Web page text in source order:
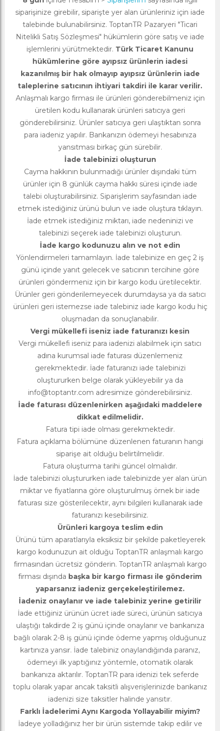
siparişinize girebilir, siparişte yer alan ürünleriniz için iade
talebinde bulunabilirsiniz. ToptanTR Pazaryeri "Ticari
Nitelikli Satış Sözleşmesi" hükümlerin göre satış ve iade
işlemlerini yürütmektedir. Türk Ticaret Kanunu
hükümlerine göre ayıpsız ürünlerin iadesi
kazanılmış bir hak olmayıp ayıpsız ürünlerin iade
taleplerine satıcının ihtiyari takdiri ile karar verilir.
Anlaşmalı kargo firması ile ürünleri gönderebilmeniz için
üretilen kodu kullanarak ürünleri satıcıya geri
gönderebilirsiniz. Ürünler satıcıya geri ulaştıktan sonra
para iadeniz yapılır. Bankanızın ödemeyi hesabınıza
yansıtması birkaç gün sürebilir.
İade talebinizi oluşturun
Cayma hakkının bulunmadığı ürünler dışındaki tüm
ürünler için 8 günlük cayma hakkı süresi içinde iade
talebi oluşturabilirsiniz. Siparişlerim sayfasından iade
etmek istediğiniz ürünü bulun ve iade oluştura tıklayın.
İade etmek istediğiniz miktarı, iade nedeninizi ve
talebinizi seçerek iade talebinizi oluşturun.
İade kargo kodunuzu alın ve not edin
Yönlendirmeleri tamamlayın. İade talebinize en geç 2 iş
günü içinde yanıt gelecek ve satıcının tercihine göre
ürünleri göndermeniz için bir kargo kodu üretilecektir.
Ürünler geri gönderilemeyecek durumdaysa ya da satıcı
ürünleri geri istemezse iade talebiniz iade kargo kodu hiç
oluşmadan da sonuçlanabilir.
Vergi mükellefi iseniz iade faturanızı kesin
Vergi mükellefi iseniz para iadenizi alabilmek için satıcı
adına kurumsal iade faturası düzenlemeniz
gerekmektedir. İade faturanızı iade talebinizi
oluştururken belge olarak yükleyebilir ya da
info@toptantr.com adresimize gönderebilirsiniz.
İade faturası düzenlenirken aşağıdaki maddelere
dikkat edilmelidir.
Fatura tipi iade olması gerekmektedir.
Fatura açıklama bölümüne düzenlenen faturanın hangi
siparişe ait olduğu belirtilmelidir.
Fatura oluşturma tarihi güncel olmalıdır.
İade talebinizi oluştururken iade talebinizde yer alan ürün
miktar ve fiyatlarına göre oluşturulmuş örnek bir iade
faturası size gösterilecektir, aynı bilgileri kullanarak iade
faturanızı kesebilirsiniz.
Ürünleri kargoya teslim edin
Ürünü tüm aparatlarıyla eksiksiz bir şekilde paketleyerek
kargo kodunuzun ait olduğu ToptanTR anlaşmalı kargo
firmasından ücretsiz gönderin. ToptanTR anlaşmalı kargo
firması dışında başka bir kargo firması ile gönderim
yaparsanız iadeniz gerçekeleştirilemez.
İadeniz onaylanır ve iade talebiniz yerine getirilir
İade ettiğiniz ürünün ücret iade süreci, ürünün satıcıya
ulaştığı takdirde 2 iş günü içinde onaylanır ve bankanıza
bağlı olarak 2-8 iş günü içinde ödeme yapmış olduğunuz
kartınıza yansır. İade talebiniz onaylandığında paranız,
ödemeyi ilk yaptığınız yöntemle, otomatik olarak
bankanıza aktarılır. ToptanTR para idenizi tek seferde
toplu olarak yapar ancak taksitli alışverişlerinizde bankanız
iadenizi size taksitler halinde yansıtır.
Farklı İadelerimi Aynı Kargoda Yollayabilir miyim?
İadeye yolladığınız her bir ürün sistemde takip edilir ve